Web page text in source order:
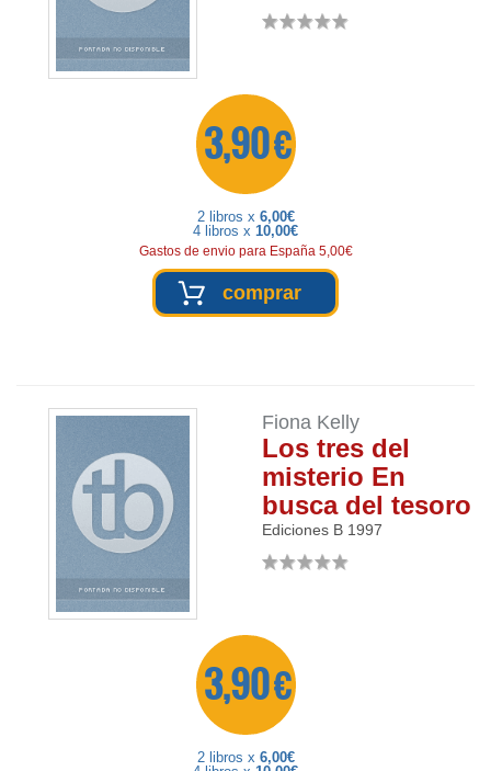
3,90 €
2 libros x 6,00€
4 libros x 10,00€
Gastos de envio para España 5,00€
comprar
Fiona Kelly
Los tres del
misterio En
busca del tesoro
Ediciones B 1997
3,90 €
2 libros x 6,00€